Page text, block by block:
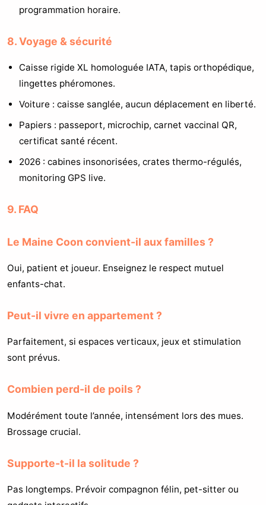
programmation horaire.
8. Voyage & sécurité
Caisse rigide XL homologuée IATA, tapis orthopédique,
lingettes phéromones.
Voiture : caisse sanglée, aucun déplacement en liberté.
Papiers : passeport, microchip, carnet vaccinal QR,
certificat santé récent.
2026 : cabines insonorisées, crates thermo-régulés,
monitoring GPS live.
9. FAQ
Le Maine Coon convient-il aux familles ?
Oui, patient et joueur. Enseignez le respect mutuel
enfants-chat.
Peut-il vivre en appartement ?
Parfaitement, si espaces verticaux, jeux et stimulation
sont prévus.
Combien perd-il de poils ?
Modérément toute l’année, intensément lors des mues.
Brossage crucial.
Supporte-t-il la solitude ?
Pas longtemps. Prévoir compagnon félin, pet-sitter ou